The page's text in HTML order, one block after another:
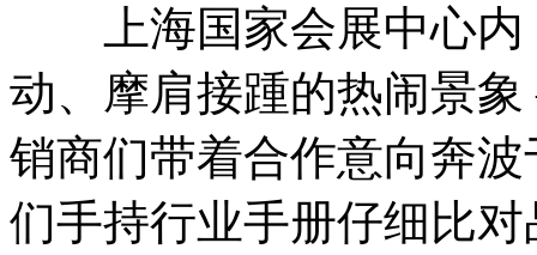
上海国家会展中心内
动、摩肩接踵的热闹景
销商们带着合作意向奔
们手持行业手册仔细比